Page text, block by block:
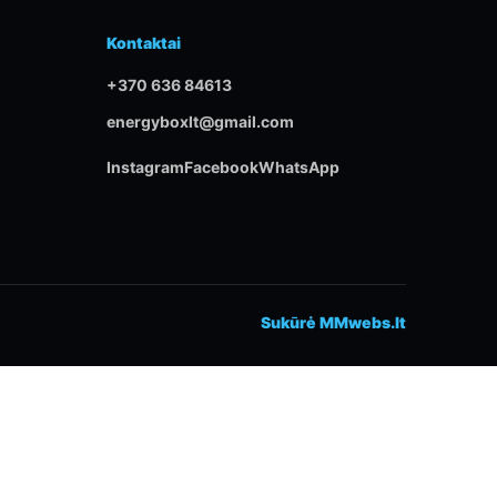
Kontaktai
+370 636 84613
energyboxlt@gmail.com
InstagramFacebookWhatsApp
Sukūrė MMwebs.lt